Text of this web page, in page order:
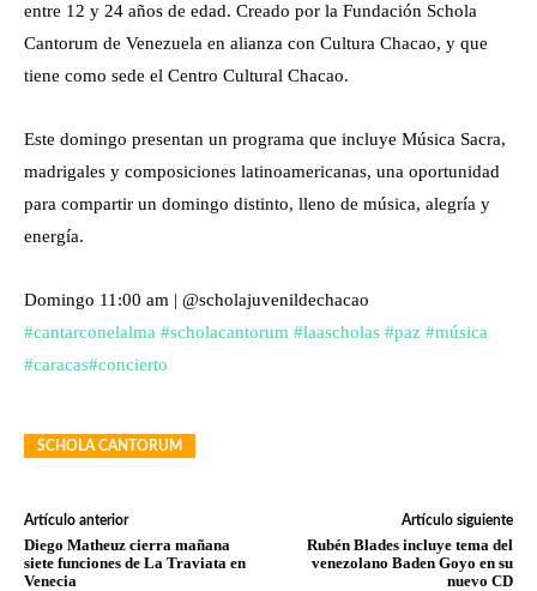
entre 12 y 24 años de edad. Creado por la Fundación Schola
Cantorum de Venezuela en alianza con Cultura Chacao, y que
tiene como sede el Centro Cultural Chacao.
Este domingo presentan un programa que incluye Música Sacra,
madrigales y composiciones latinoamericanas, una oportunidad
para compartir un domingo distinto, lleno de música, alegría y
energía.
Domingo 11:00 am | @scholajuvenildechacao
#cantarconelalma #scholacantorum #laascholas #paz #música
#caracas#concierto
SCHOLA CANTORUM
Artículo anterior
Diego Matheuz cierra mañana
siete funciones de La Traviata en
Venecia
Artículo siguiente
Rubén Blades incluye tema del
venezolano Baden Goyo en su
nuevo CD